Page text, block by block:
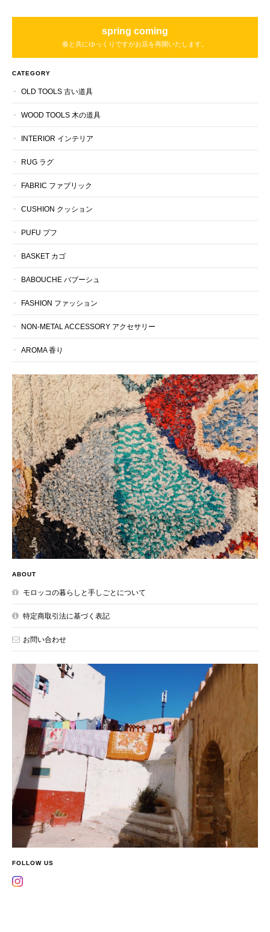
spring coming
春と共にゆっくりですがお店を再開いたします。
CATEGORY
OLD TOOLS 古い道具
WOOD TOOLS 木の道具
INTERIOR インテリア
RUG ラグ
FABRIC ファブリック
CUSHION クッション
PUFU プフ
BASKET カゴ
BABOUCHE バブーシュ
FASHION ファッション
NON-METAL ACCESSORY アクセサリー
AROMA 香り
ABOUT
モロッコの暮らしと手しごとについて
特定商取引法に基づく表記
お問い合わせ
FOLLOW US